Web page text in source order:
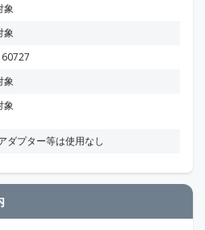
象
象
象
象
ダプター等は使用なし